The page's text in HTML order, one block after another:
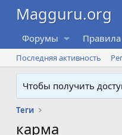
Форумы Правила
Последняя активность
Чтобы получить
Теги
карма